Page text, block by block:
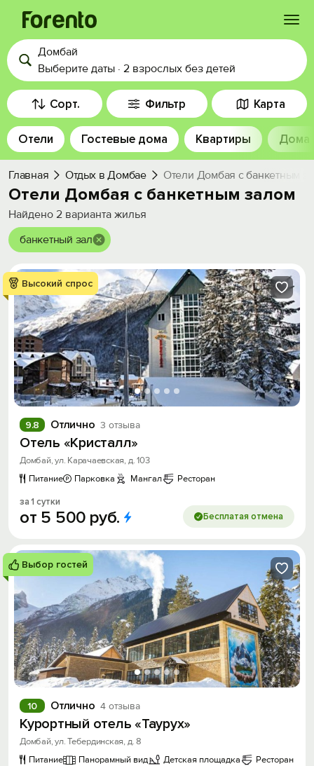
Войти
Избранное
История просмотра
Добавить свой объект
Домбай
Выберите даты · 2 взрослых без детей
Сорт. Фильтр Карта
Отели Гостевые дома Квартиры Дома
Главная Отдых в Домбае Отели Домбая с банкетным
Отели Домбая с банкетным залом
Найдено 2 варианта жилья
банкетный зал
Высокий спрос
Отлично 3 отзыва
9.8
Отель «Кристалл»
Домбай, ул. Карачаевская, д. 103
Питание
Парковка Мангал Ресторан
за 1 сутки
от 5 500 руб. Бесплатая отмена
Выбор гостей
Отлично 4 отзыва
10
Курортный отель «Таурух»
Домбай, ул. Тебердинская, д. 8
Питание
Панорамный вид Детская площадка Ресторан